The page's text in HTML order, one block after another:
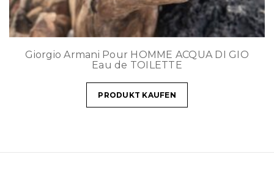
Giorgio Armani Pour HOMME ACQUA DI GIO
Eau de TOILETTE
PRODUKT KAUFEN